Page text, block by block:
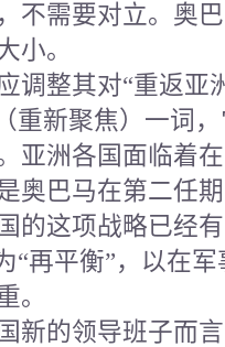
不需要对立。奥
小。
整其对“重返亚
重新聚焦）一词
亚洲各国面临着
奥巴马在第二任
这项战略已经有
“再平衡”，以在
。
的领导班子而言